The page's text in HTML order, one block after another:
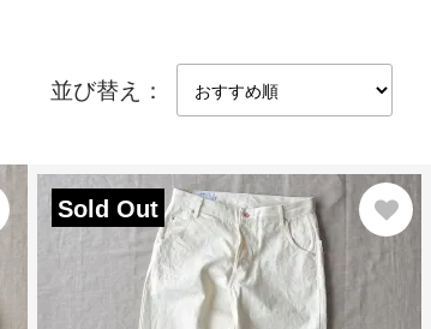
並び替え：
Sold Out